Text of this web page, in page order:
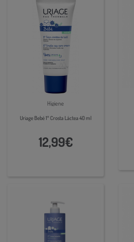
Higiene
Uriage Bebé 1º Crosta Láctea 40 ml
12,99€